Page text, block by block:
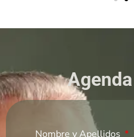
Nombre y Apellidos